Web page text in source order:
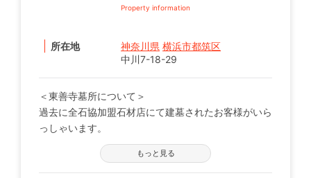
Property information
所在地 神奈川県 横浜市都筑区
中川7-18-29
＜東善寺墓所について＞
過去に全石協加盟石材店にて建墓されたお客様がいら
っしゃいます。
※現在の区画状況につきましては、電話番号【0120-
12-1440】までお問い合わせください。
もっと見る